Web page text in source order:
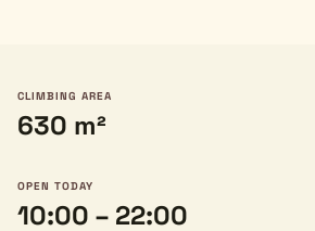
CLIMBING AREA
630 m²
OPEN TODAY
10:00 – 22:00